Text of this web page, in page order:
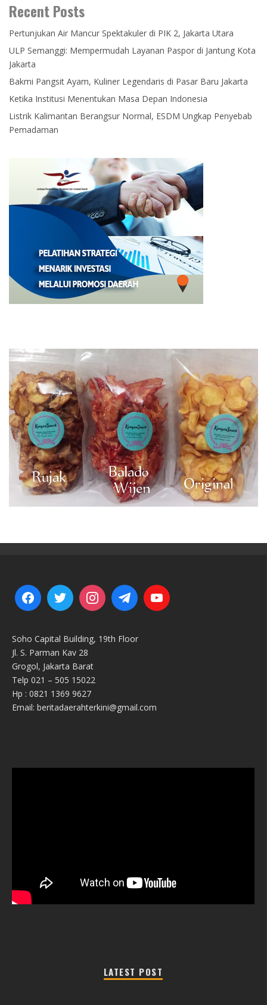
Recent Posts
Pertunjukan Air Mancur Spektakuler di PIK 2, Jakarta Utara
ULP Semanggi: Mempermudah Layanan Paspor di Jantung Kota
Jakarta
Bakmi Pangsit Ayam, Kuliner Legendaris di Pasar Baru Jakarta
Ketika Institusi Menentukan Masa Depan Indonesia
Listrik Kalimantan Berangsur Normal, ESDM Ungkap Penyebab
Pemadaman
Soho Capital Building, 19th Floor
Jl. S. Parman Kav 28
Grogol, Jakarta Barat
Telp 021 – 505 15022
Hp : 0821 1369 9627
Email: beritadaerahterkini@gmail.com
LATEST POST